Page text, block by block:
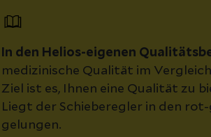
In den Helios-eigenen
medizinische Qualität im
Ziel ist es, Ihnen eine Qualität zu
Liegt der Schieberegler in den
gelungen.